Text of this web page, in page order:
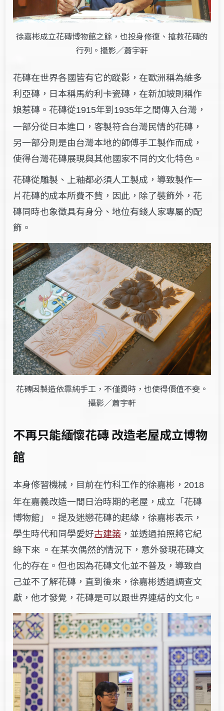
徐嘉彬成立花磚博物館之餘，也投身修復、搶救花磚的
行列。攝影／蕭宇軒
花磚在世界各國皆有它的蹤影，在歐洲稱為維多
利亞磚，日本稱馬約利卡瓷磚，在新加坡則稱作
娘惹磚。花磚從1915年到1935年之間傳入台灣，
一部分從日本進口，客製符合台灣民情的花磚，
另一部分則是由台灣本地的師傅手工製作而成，
使得台灣花磚展現與其他國家不同的文化特色。
花磚從雕製、上釉都必須人工製成，導致製作一
片花磚的成本所費不貲，因此，除了裝飾外，花
磚同時也象徵具有身分、地位有錢人家專屬的配
飾。
花磚因製造依靠純手工，不僅費時，也使得價值不斐。
攝影／蕭宇軒
不再只能緬懷花磚 改造老屋成立博物
館
本身修習機械，目前在竹科工作的徐嘉彬， 2018
年在嘉義改造一間日治時期的老屋，成立「花磚
博物館」。提及迷戀花磚的起緣，徐嘉彬表示，
學生時代和同學愛好古建築 ，並透過拍照將它紀
錄下來 。在某次偶然的情況下，意外發現花磚文
化的存在。但也因為花磚文化並不普及，導致自
己並不了解花磚，直到後來，徐嘉彬透過調查文
獻，他才發覺，花磚是可以跟世界連結的文化。